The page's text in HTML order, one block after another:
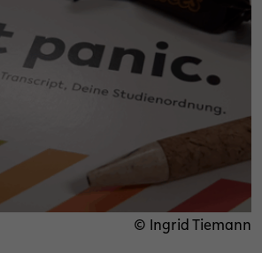
© Ingrid Tiemann